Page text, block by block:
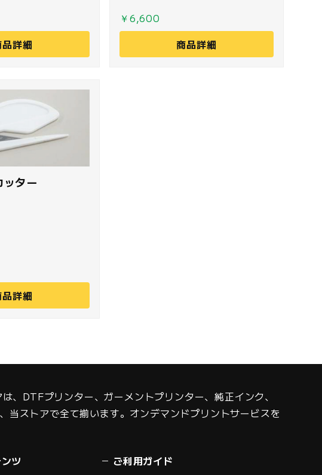
品詳細
￥6,600
商品詳細
ター
品詳細
DTFプリンター、ガーメントプリンター、純正インク、
ストアで全て揃います。オンデマンドプリントサービスを
ツ ご利用ガイド